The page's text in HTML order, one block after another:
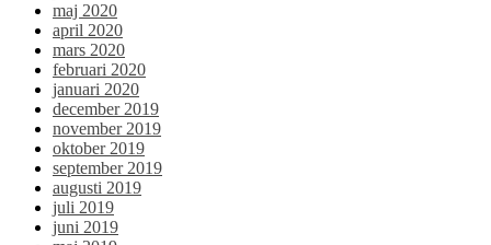
maj 2020
april 2020
mars 2020
februari 2020
januari 2020
december 2019
november 2019
oktober 2019
september 2019
augusti 2019
juli 2019
juni 2019